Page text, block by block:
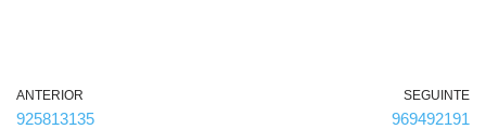
ANTERIOR
925813135
SEGUINTE
969492191